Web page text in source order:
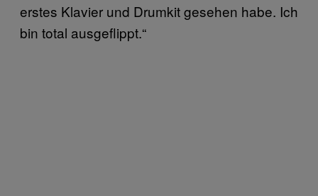
erstes Klavier und Drumkit gesehen habe. Ich
bin total ausgeflippt.“